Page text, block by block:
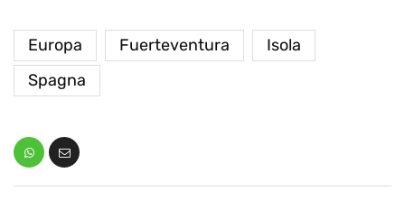
Europa Fuerteventura
Isola
Spagna